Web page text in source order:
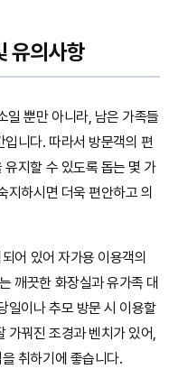
유의사항
일 뿐만 아니라, 남은 가족들
니다. 따라서 방문객의 편
지할 수 있도록 돕는 몇 가
지하시면 더욱 편안하고 의
어 있어 자가용 이용객의
깨끗한 화장실과 유가족 대
일이나 추모 방문 시 이용할
가꿔진 조경과 벤치가 있어,
취하기에 좋습니다.